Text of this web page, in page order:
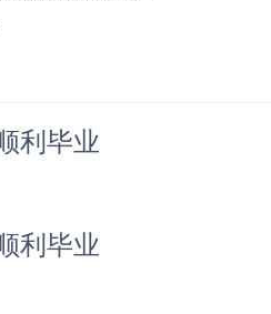
利毕业
利毕业